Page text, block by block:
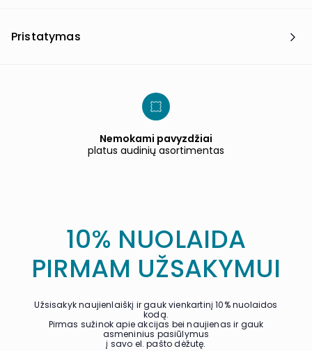
Pristatymas
Nemokami pavyzdžiai
platus audinių asortimentas
10% NUOLAIDA
PIRMAM UŽSAKYMUI
Užsisakyk naujienlaiškį ir gauk vienkartinį 10% nuolaidos
kodą.
Pirmas sužinok apie akcijas bei naujienas ir gauk
asmeninius pasiūlymus
į savo el. pašto dėžutę.